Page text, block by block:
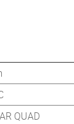
QUAD